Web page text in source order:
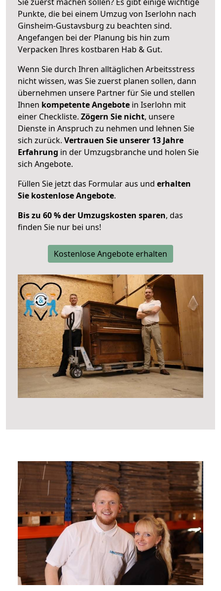
Punkte, die bei einem Umzug von Iserlohn nach
Ginsheim-Gustavsburg zu beachten sind.
Angefangen bei der Planung bis hin zum
Verpacken Ihres kostbaren Hab & Gut.
Wenn Sie durch Ihren alltäglichen Arbeitsstress
nicht wissen, was Sie zuerst planen sollen, dann
übernehmen unsere Partner für Sie und stellen
Ihnen kompetente Angebote in Iserlohn mit
einer Checkliste. Zögern Sie nicht, unsere
Dienste in Anspruch zu nehmen und lehnen Sie
sich zurück. Vertrauen Sie unserer 13 Jahre
Erfahrung in der Umzugsbranche und holen Sie
sich Angebote.
Füllen Sie jetzt das Formular aus und erhalten
Sie kostenlose Angebote.
Bis zu 60 % der Umzugskosten sparen, das
finden Sie nur bei uns!
Kostenlose Angebote erhalten